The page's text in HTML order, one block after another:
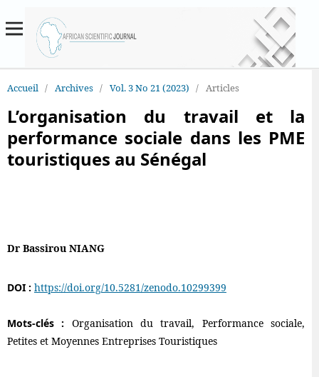
Accueil / Archives / Vol. 3 No 21 (2023) / Articles
L’organisation du travail et la
performance sociale dans les PME
touristiques au Sénégal
Dr Bassirou NIANG
DOI : https://doi.org/10.5281/zenodo.10299399
Mots-clés : Organisation du travail, Performance sociale,
Petites et Moyennes Entreprises Touristiques